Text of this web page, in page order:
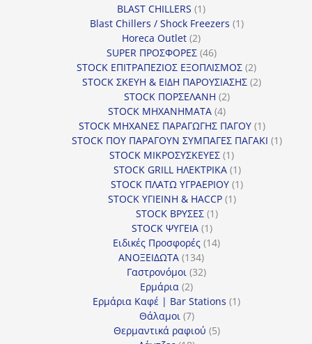
BLAST CHILLERS 11
προϊόν
Blast Chillers / Shock Freezers 11
Horeca Outlet 22
προϊόντα
SUPER ΠΡΟΣΦΟΡΕΣ 4646
προϊόντα
STOCK ΕΠΙΤΡΑΠΕΖΙΟΣ ΕΞΟΠΛΙΣΜΟΣ 22
προϊόντα
STOCK ΣΚΕΥΗ & ΕΙΔΗ ΠΑΡΟΥΣΙΑΣΗΣ 22
STOCK ΠΟΡΣΕΛΑΝΗ 22
STOCK ΜΗΧΑΝΗΜΑΤΑ 44
προϊόντα
STOCK ΜΗΧΑΝΕΣ ΠΑΡΑΓΩΓΗΣ ΠΑΓΟΥ 11
προϊόν
STOCK ΠΟΥ ΠΑΡΑΓΟΥΝ ΣΥΜΠΑΓΕΣ ΠΑΓΑΚΙ 11
STOCK ΜΙΚΡΟΣΥΣΚΕΥΕΣ 11
προϊόν
STOCK GRILL ΗΛΕΚΤΡΙΚΑ 11
προϊόν
STOCK ΠΛΑΤΩ ΥΓΡΑΕΡΙΟΥ 11
STOCK ΥΓΙΕΙΝΗ & HACCP 11
STOCK ΒΡΥΣΕΣ 11
STOCK ΨΥΓΕΙΑ 11
προϊόν
Ειδικές Προσφορές 1414
ΑΝΟΞΕΙΔΩΤΑ 134134
προϊόντα
Γαστρονόμοι 3232
Ερμάρια 22
προϊόντα
Ερμάρια Καφέ | Bar Stations 11
Θάλαμοι 77
προϊόντα
Θερμαντικά ραφιού 55